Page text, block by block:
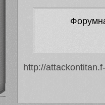
http://